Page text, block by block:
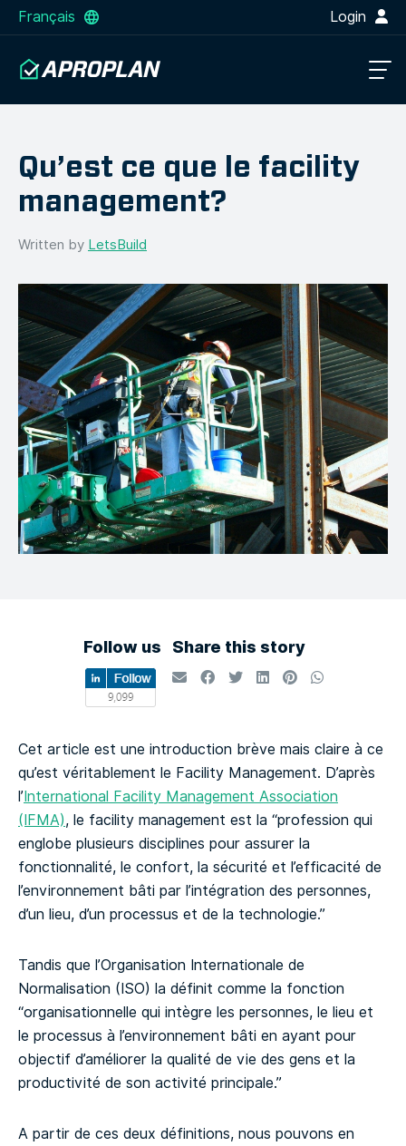
Français Login
Qu’est ce que le facility
management?
Written by LetsBuild
Follow us Share this story
Cet article est une introduction brève mais claire à ce
qu’est véritablement le Facility Management. D’après
l’International Facility Management Association
(IFMA), le facility management est la “profession qui
englobe plusieurs disciplines pour assurer la
fonctionnalité, le confort, la sécurité et l’efficacité de
l’environnement bâti par l’intégration des personnes,
d’un lieu, d’un processus et de la technologie.”
Tandis que l’Organisation Internationale de
Normalisation (ISO) la définit comme la fonction
“organisationnelle qui intègre les personnes, le lieu et
le processus à l’environnement bâti en ayant pour
objectif d’améliorer la qualité de vie des gens et la
productivité de son activité principale.”
A partir de ces deux définitions, nous pouvons en